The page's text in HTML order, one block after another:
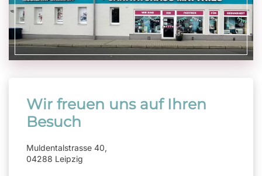
Wir freuen uns auf Ihren
Besuch
Muldentalstrasse 40,
04288 Leipzig